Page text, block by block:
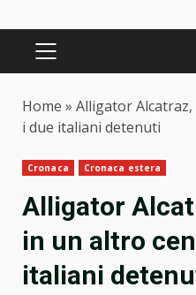
PRIMARY
Home » Alligator
i due italiani detenuti
Cronaca Cronaca estera
Alligator
in un altro
italiani